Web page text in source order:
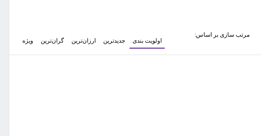
مرتب سازی بر اساس:
اولویت بندی
جدیدترین ارزان‌ترین گران‌ترین ویژه